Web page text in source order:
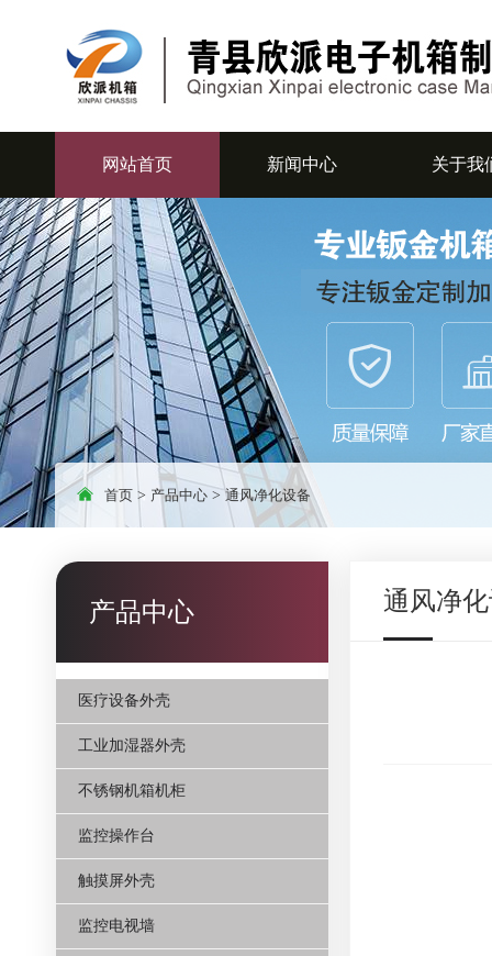
网站首页 新闻中心 关于我
首页 > 产品中心 >通风净化设备
产品中心
医疗设备外壳
工业加湿器外壳
不锈钢机箱机柜
监控操作台
触摸屏外壳
监控电视墙
通风净